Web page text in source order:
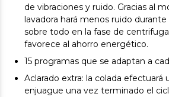
de vibraciones y ruido. Gracias al
lavadora hará menos ruido
sobre todo en la fase de
favorece al ahorro energético.
15 programas que se adaptan a
Aclarado extra: la colada efectuará
enjuague una vez terminado el